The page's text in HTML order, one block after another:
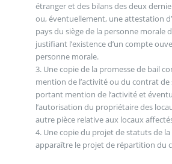
étranger et des bilans des deux
ou, éventuellement, une attestation
pays du siège de la personne morale
justifiant l’existence d’un compte
personne morale.
3. Une copie de la promesse de bail
mention de l’activité ou du contrat
portant mention de l’activité et
l’autorisation du propriétaire des
autre pièce relative aux locaux
4. Une copie du projet de statuts de
apparaître le projet de répartition du